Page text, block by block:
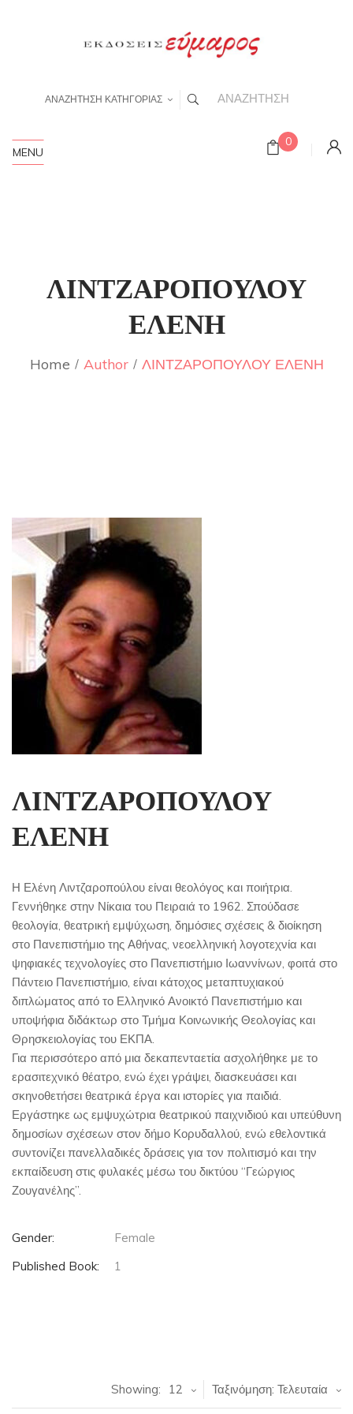
ΑΝΑΖΗΤΗΣΗ ΚΑΤΗΓΟΡΙΑΣ
0
MENU
ΛΙΝΤΖΑΡΟΠΟΥΛΟΥ
ΕΛΕΝΗ
Home Author ΛΙΝΤΖΑΡΟΠΟΥΛΟΥ ΕΛΕΝΗ
ΛΙΝΤΖΑΡΟΠΟΥΛΟΥ
ΕΛΕΝΗ
Η Ελένη Λιντζαροπούλου είναι θεολόγος και ποιήτρια.
Γεννήθηκε στην Νίκαια του Πειραιά το 1962. Σπούδασε
θεολογία, θεατρική εμψύχωση, δημόσιες σχέσεις & διοίκηση
στο Πανεπιστήμιο της Αθήνας, νεοελληνική λογοτεχνία και
ψηφιακές τεχνολογίες στο Πανεπιστήμιο Ιωαννίνων, φοιτά στο
Πάντειο Πανεπιστήμιο, είναι κάτοχος μεταπτυχιακού
διπλώματος από το Ελληνικό Ανοικτό Πανεπιστήμιο και
υποψήφια διδάκτωρ στο Τμήμα Κοινωνικής Θεολογίας και
Θρησκειολογίας του ΕΚΠΑ.
Για περισσότερο από μια δεκαπενταετία ασχολήθηκε με το
ερασιτεχνικό θέατρο, ενώ έχει γράψει, διασκευάσει και
σκηνοθετήσει θεατρικά έργα και ιστορίες για παιδιά.
Εργάστηκε ως εμψυχώτρια θεατρικού παιχνιδιού και υπεύθυνη
δημοσίων σχέσεων στον δήμο Κορυδαλλού, ενώ εθελοντικά
συντονίζει πανελλαδικές δράσεις για τον πολιτισμό και την
εκπαίδευση στις φυλακές μέσω του δικτύου “Γεώργιος
Ζουγανέλης”.
Gender:
Female
Published Book:
1
Ταξινόμηση: Τελευταία
Showing: 12